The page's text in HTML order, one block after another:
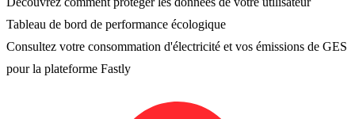
Tableau de bord de performance écologique
Consultez votre consommation d'électricité et vos émissions de GES
pour la plateforme Fastly